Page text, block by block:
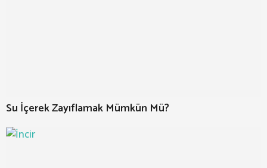
Su İçerek Zayıflamak Mümkün Mü?